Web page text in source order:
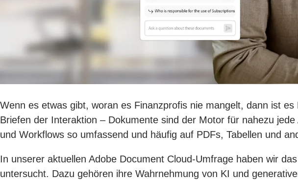
Wenn es etwas gibt, woran es Finanzprofis nie mangelt, dann ist
Briefen der Interaktion – Dokumente sind der Motor für nahezu
und Workflows so umfassend und häufig auf PDFs, Tabellen und
In unserer aktuellen Adobe Document Cloud-Umfrage haben wir
untersucht. Dazu gehören ihre Wahrnehmung von KI und